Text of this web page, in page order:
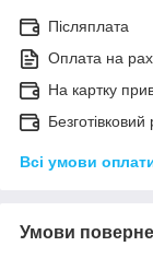
Післяплата
Оплата на
На картку
Всі умови
Умови